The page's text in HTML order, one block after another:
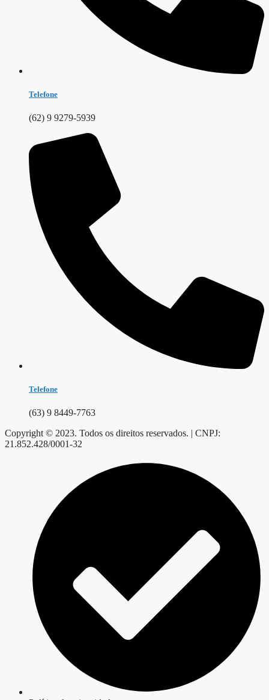
Telefone
(62) 9 9279-5939
Telefone
(63) 9 8449-7763
Copyright © 2023. Todos os direitos reservados. | CNPJ:
21.852.428/0001-32